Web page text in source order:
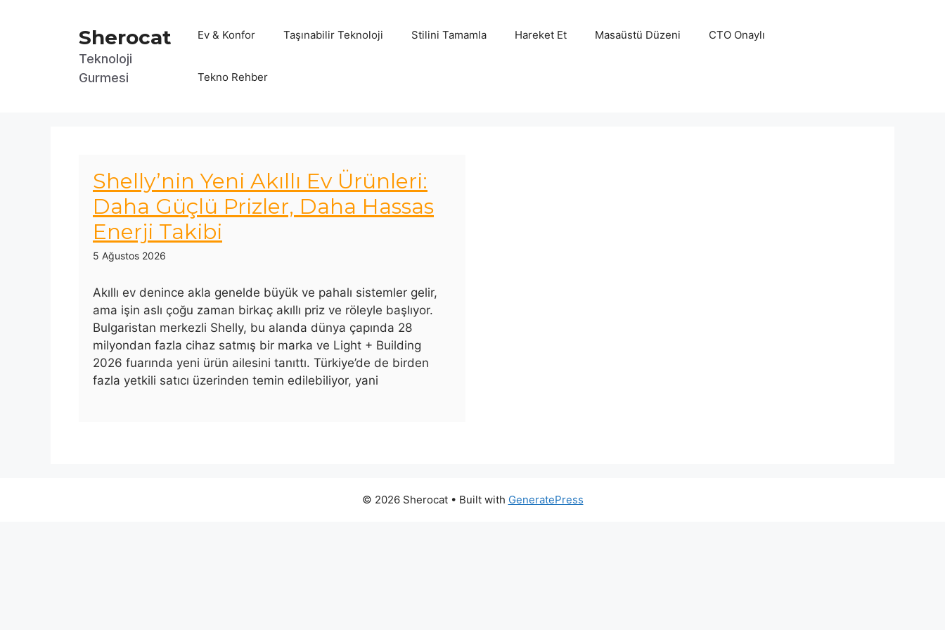
Sherocat
Teknoloji
Gurmesi
Ev & Konfor Taşınabilir Teknoloji Stilini Tamamla Hareket Et Masaüstü Düzeni CTO Onaylı
Tekno Rehber
Shelly’nin Yeni Akıllı Ev Ürünleri:
Daha Güçlü Prizler, Daha Hassas
Enerji Takibi
5 Ağustos 2026
Akıllı ev denince akla genelde büyük ve pahalı sistemler gelir,
ama işin aslı çoğu zaman birkaç akıllı priz ve röleyle başlıyor.
Bulgaristan merkezli Shelly, bu alanda dünya çapında 28
milyondan fazla cihaz satmış bir marka ve Light + Building
2026 fuarında yeni ürün ailesini tanıttı. Türkiye’de de birden
fazla yetkili satıcı üzerinden temin edilebiliyor, yani
© 2026 Sherocat• Built with GeneratePress